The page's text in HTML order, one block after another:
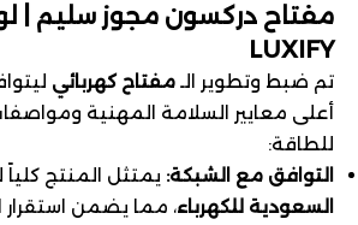
مفتاح دركسون مجوز سليم |
LUXIFY
تم ضبط وتطوير الـ مفتاح كهربائي
أعلى معايير السلامة المهنية
للطاقة:
التوافق مع الشبكة: يمتثل المنتج كلياً
السعودية للكهرباء، مما يضمن استقرار